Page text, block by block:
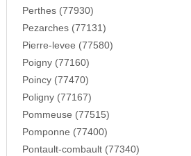
Perthes (77930)
Pezarches (77131)
Pierre-levee (77580)
Poigny (77160)
Poincy (77470)
Poligny (77167)
Pommeuse (77515)
Pomponne (77400)
Pontault-combault (77340)